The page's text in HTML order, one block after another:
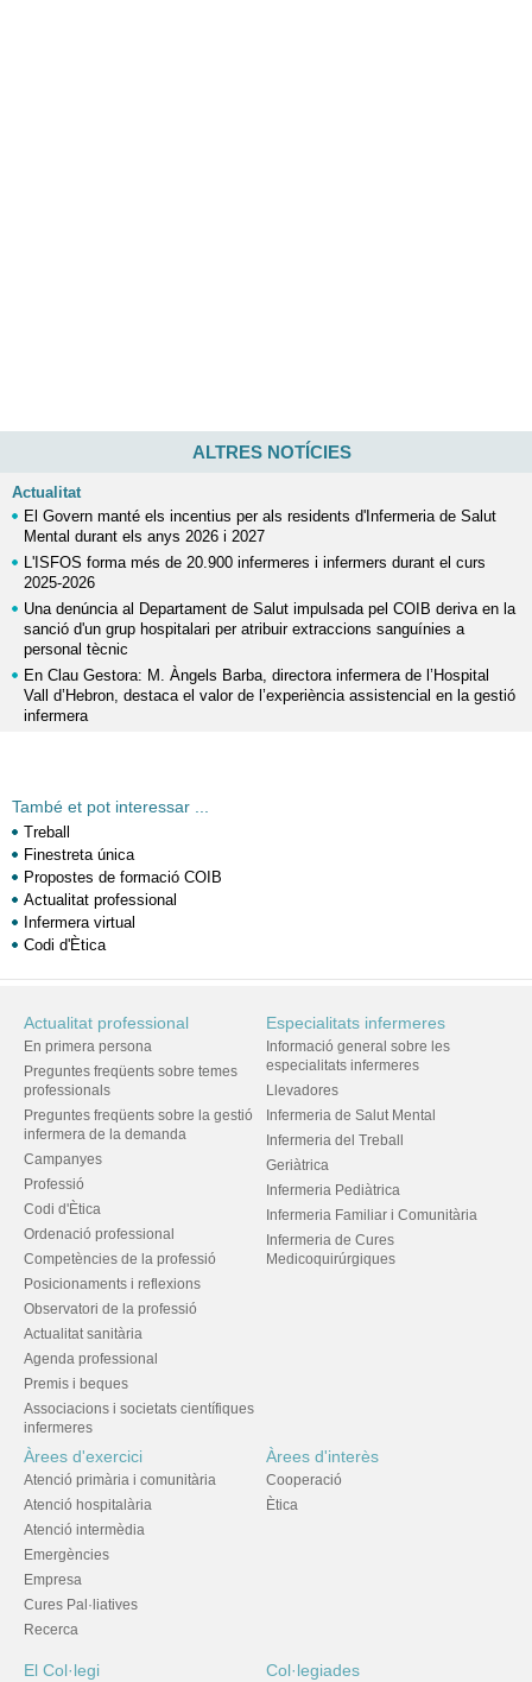
ALTRES NOTÍCIES
Actualitat
El Govern manté els incentius per als residents d'Infermeria de Salut
Mental durant els anys 2026 i 2027
L'ISFOS forma més de 20.900 infermeres i infermers durant el curs
2025-2026
Una denúncia al Departament de Salut impulsada pel COIB deriva en la
sanció d'un grup hospitalari per atribuir extraccions sanguínies a
personal tècnic
En Clau Gestora: M. Àngels Barba, directora infermera de l’Hospital
Vall d’Hebron, destaca el valor de l’experiència assistencial en la gestió
infermera
També et pot interessar ...
Treball
Finestreta única
Propostes de formació COIB
Actualitat professional
Infermera virtual
Codi d'Ètica
Actualitat professional
En primera persona
Preguntes freqüents sobre temes
professionals
Preguntes freqüents sobre la gestió
infermera de la demanda
Campanyes
Professió
Codi d'Ètica
Ordenació professional
Competències de la professió
Posicionaments i reflexions
Observatori de la professió
Actualitat sanitària
Agenda professional
Premis i beques
Associacions i societats científiques
infermeres
Especialitats infermeres
Informació general sobre les
especialitats infermeres
Llevadores
Infermeria de Salut Mental
Infermeria del Treball
Geriàtrica
Infermeria Pediàtrica
Infermeria Familiar i Comunitària
Infermeria de Cures
Medicoquirúrgiques
Àrees d'exercici
Atenció primària i comunitària
Atenció hospitalària
Atenció intermèdia
Emergències
Empresa
Cures Pal·liatives
Recerca
Àrees d'interès
Cooperació
Ètica
El Col·legi Col·legiades